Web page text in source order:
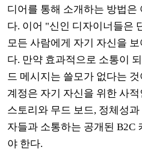
디어를 통해 소개하는 방법은
다. 이어 "신인 디자이너들은
모든 사람에게 자기 자신을
다. 만약 효과적으로 소통이
드 메시지는 쓸모가 없다는
계정은 자기 자신을 위한 사
스토리와 무드 보드, 정체성
자들과 소통하는 공개된 B2C
야 한다.